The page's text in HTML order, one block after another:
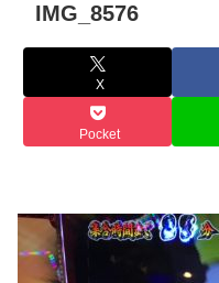
IMG_8576
X
Pocket